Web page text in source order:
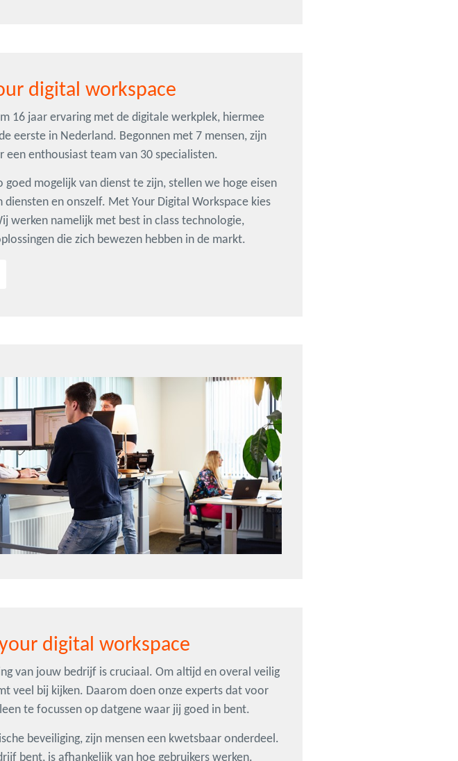
digital workspace
16 jaar ervaring met de digitale werkplek, hiermee
eerste in Nederland. Begonnen met 7 mensen, zijn
een enthousiast team van 30 specialisten.
goed mogelijk van dienst te zijn, stellen we hoge eisen
diensten en onszelf. Met Your Digital Workspace kies
werken namelijk met best in class technologie,
die zich bewezen hebben in de markt.
digital workspace
van jouw bedrijf is cruciaal. Om altijd en overal veilig
veel bij kijken. Daarom doen onze experts dat voor
te focussen op datgene waar jij goed in bent.
beveiliging, zijn mensen een kwetsbaar onderdeel.
bent, is afhankelijk van hoe gebruikers werken.